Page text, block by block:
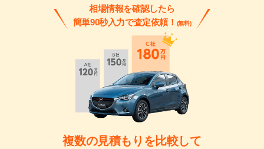
相場情報を確認したら
簡単90秒入力で査定依頼！ (無料)
複数の見積もりを比較して